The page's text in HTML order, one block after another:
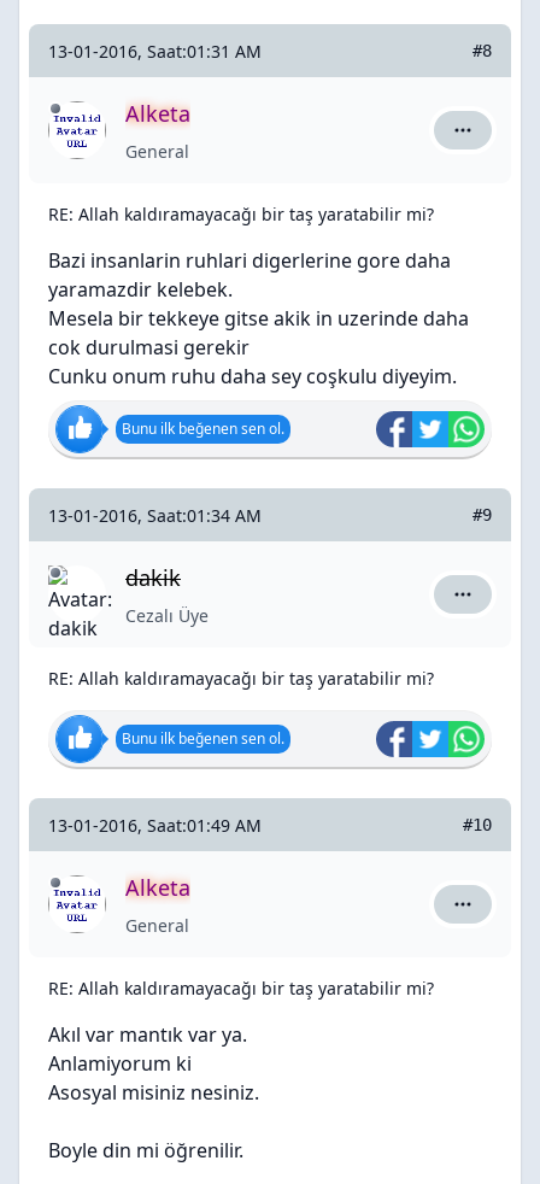
13-01-2016, Saat:01:31 AM #8
Alketa
General Alketa
RE: Allah kaldıramayacağı bir taş yaratabilir mi?
Bazi insanlarin ruhlari digerlerine gore daha
yaramazdir kelebek.
Mesela bir tekkeye gitse akik in uzerinde daha
cok durulmasi gerekir
Cunku onum ruhu daha sey coşkulu diyeyim.
Bunu ilk beğenen sen ol.
13-01-2016, Saat:01:34 AM #9
dakik
Cezalı Üye dakik
RE: Allah kaldıramayacağı bir taş yaratabilir mi?
Bunu ilk beğenen sen ol.
13-01-2016, Saat:01:49 AM #10
Alketa
General Alketa
RE: Allah kaldıramayacağı bir taş yaratabilir mi?
Akıl var mantık var ya.
Anlamiyorum ki
Asosyal misiniz nesiniz.
Boyle din mi öğrenilir.